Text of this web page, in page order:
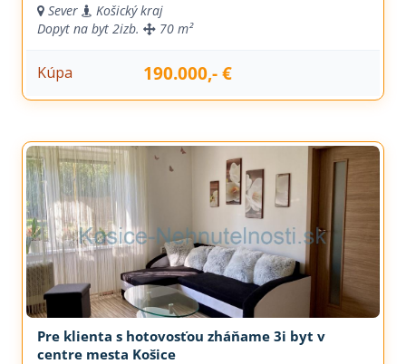
Sever
Košický kraj
Dopyt na byt 2izb. 70 m²
Kúpa 190.000,- €
Pre klienta s hotovosťou zháňame 3i byt v
centre mesta Košice